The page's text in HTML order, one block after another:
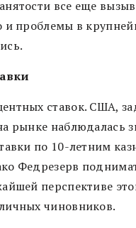
все еще
и проблемы в
ставок. США,
рынке наблюдалась
по 10-летним
Федрезерв
перспективе
чиновников.